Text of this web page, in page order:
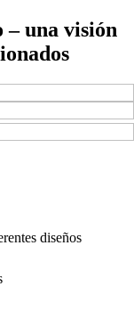
– una visión
diseños